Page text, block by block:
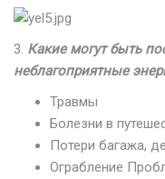
3. Какие могут быть
неблагоприятные
Травмы
Болезни в
Потери багажа,
Ограбление